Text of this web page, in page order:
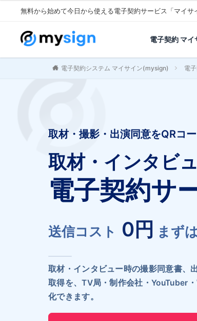
無料から始めて今日から使える電子契約サービス「マイサ
電子契約 マイ
電子契約システム マイサイン(mysign) 電
取材・撮影・出演同意をQRコ
取材・インタビ
電子契約サ
送信コスト 0円 まず
取材・インタビュー時の撮影同意書、
取得を、TV局・制作会社・YouTuber
化できます。